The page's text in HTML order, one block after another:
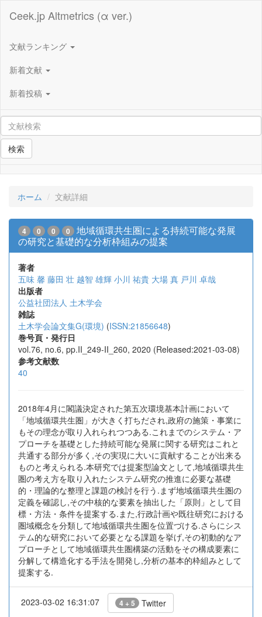
Ceek.jp Altmetrics (α ver.)
文献ランキング
新着文献
新着投稿
検索
ホーム 文献詳細
4 0 0 0
地域循環共生圏による持続可能な発展
の研究と基礎的な分析枠組みの提案
著者
五味 馨 藤田 壮 越智 雄輝 小川 祐貴 大場 真 戸川 卓哉
出版者
公益社団法人 土木学会
雑誌
土木学会論文集G(環境) (ISSN:21856648)
巻号頁・発行日
vol.76, no.6, pp.II_249-II_260, 2020 (Released:2021-03-08)
参考文献数
40
2018年4月に閣議決定された第五次環境基本計画において
「地域循環共生圏」が大きく打ちだされ,政府の施策・事業に
もその理念が取り入れられつつある.これまでのシステム・ア
プローチを基礎とした持続可能な発展に関する研究はこれと
共通する部分が多く,その実現に大いに貢献することが出来る
ものと考えられる.本研究では提案型論文として,地域循環共生
圏の考え方を取り入れたシステム研究の推進に必要な基礎
的・理論的な整理と課題の検討を行う.まず地域循環共生圏の
定義を確認し,その中核的な要素を抽出した「原則」として目
標・方法・条件を提案する.また,行政計画や既往研究における
圏域概念を分類して地域循環共生圏を位置づける.さらにシス
テム的な研究において必要となる課題を挙げ,その初動的なア
プローチとして地域循環共生圏構築の活動をその構成要素に
分解して構造化する手法を開発し,分析の基本的枠組みとして
提案する.
2023-03-02 16:31:07 4 + 5 Twitter